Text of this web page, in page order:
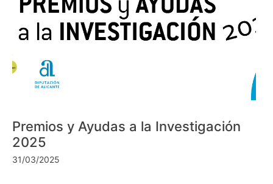
Premios y Ayudas a la Investigación
2025
31/03/2025